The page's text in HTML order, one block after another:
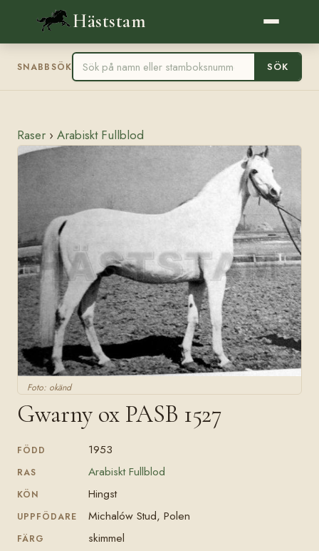
Häststam
SNABBSÖK SÖK
Raser › Arabiskt Fullblod
Foto: okänd
Gwarny ox PASB 1527
FÖDD 1953
RAS Arabiskt Fullblod
KÖN Hingst
UPPFÖDARE Michalów Stud, Polen
FÄRG skimmel